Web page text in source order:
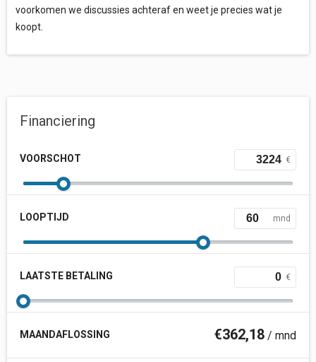
voorkomen we discussies achteraf en weet je precies wat je
koopt.
Financiering
VOORSCHOT €
LOOPTIJD mnd
LAATSTE BETALING €
MAANDAFLOSSING €362,18 / mnd